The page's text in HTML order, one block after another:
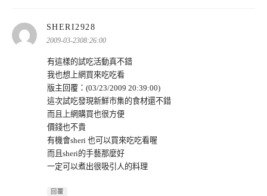
SHERI2928
示:
2009-03-2308:26:00
有這樣的試吃活動真不錯
我也想上網買來吃吃看
版主回覆：(03/23/2009 20:39:00)
這次試吃發現新鮮市集的食材還不錯
而且上網購買也很方便
價錢也不貴
有機會sheri 也可以買來吃吃看喔
而且sheri的手藝那麼好
一定可以煮出很吸引人的料理
回覆